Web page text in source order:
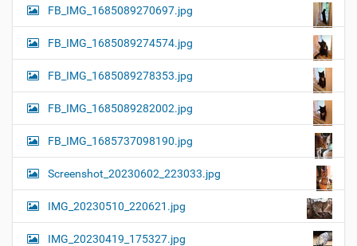
FB_IMG_1685089270697.jpg
FB_IMG_1685089274574.jpg
FB_IMG_1685089278353.jpg
FB_IMG_1685089282002.jpg
FB_IMG_1685737098190.jpg
Screenshot_20230602_223033.jpg
IMG_20230510_220621.jpg
IMG_20230419_175327.jpg